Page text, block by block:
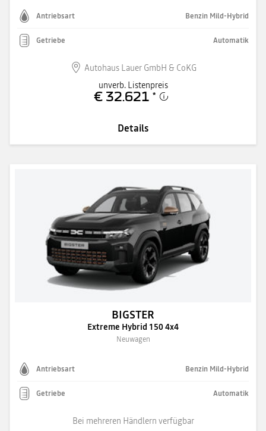
Antriebsart Benzin Mild-Hybrid
Getriebe Automatik
Autohaus Lauer GmbH & CoKG
unverb. Listenpreis
€ 32.621 *
Details
BIGSTER
Extreme Hybrid 150 4x4
Neuwagen
Antriebsart Benzin Mild-Hybrid
Getriebe Automatik
Bei mehreren Händlern verfügbar